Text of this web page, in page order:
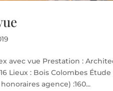
avec vue Prestation :
Lieux : Bois Colombes
agence) :160...